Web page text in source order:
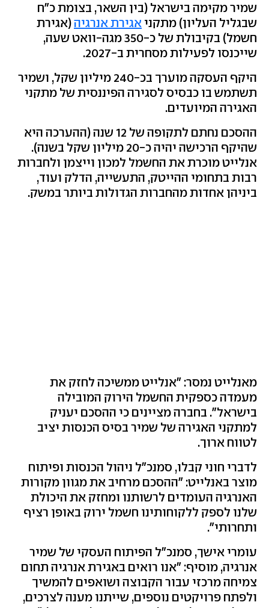
שמיר מקימה בישראל (בין השאר, בצומת כ"ח
שבגליל העליון) מתקניאגירת אנרגיה(אגירת
חשמל) בקיבולת של כ-350 מגה-וואט שעה,
שייכנסו לפעילות מסחרית ב-2027.
היקף העסקה מוערך בכ-240 מיליון שקל, ושמיר
תשתמש בו כבסיס לסגירה הפיננסית של מתקני
האגירה המיועדים.
ההסכם נחתם לתקופה של 12 שנה (ההערכה היא
שהיקף הרכישה יהיה כ-20 מיליון שקל בשנה).
אנלייט מוכרת את החשמל למכון וייצמן ולחברות
רבות בתחומי ההייטק, התעשייה, הדלק ועוד,
ביניהן אחדות מהחברות הגדולות ביותר במשק.
מאנלייט נמסר: "אנלייט ממשיכה לחזק את
מעמדה כספקית החשמל הירוק המובילה
בישראל". בחברה מציינים כי ההסכם יעניק
למתקני האגירה של שמיר בסיס הכנסות יציב
לטווח ארוך.
לדברי חוני קבלו, סמנכ"ל ניהול הכנסות ופיתוח
מוצר באנלייט: "ההסכם מרחיב את מגוון מקורות
האנרגיה העומדים לרשותנו ומחזק את היכולת
שלנו לספק ללקוחותינו חשמל ירוק באופן רציף
ותחרותי".
עומרי אישך, סמנכ"ל הפיתוח העסקי של שמיר
אנרגיה, מוסיף: "אנו רואים באגירת אנרגיה תחום
צמיחה מרכזי עבור הקבוצה ושואפים להמשיך
ולפתח פרויקטים נוספים, שייתנו מענה לצרכים,